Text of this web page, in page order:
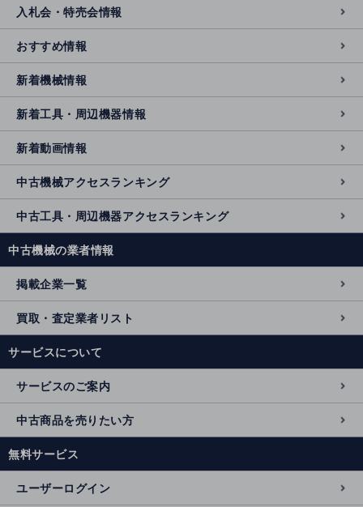
入札会・特売会情報
おすすめ情報
新着機械情報
新着工具・周辺機器情報
新着動画情報
中古機械アクセスランキング
中古工具・周辺機器アクセスランキング
中古機械の業者情報
掲載企業一覧
買取・査定業者リスト
サービスについて
サービスのご案内
中古商品を売りたい方
無料サービス
ユーザーログイン